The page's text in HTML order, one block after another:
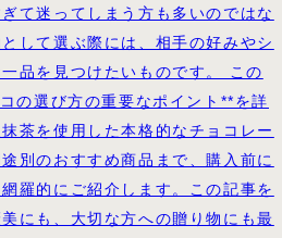
て迷ってしまう方も多いのではな
して選ぶ際には、相手の好みやシ
品を見つけたいものです。 この
の選び方の重要なポイント**を詳
茶を使用した本格的なチョコレー
別のおすすめ商品まで、購入前に
羅的にご紹介します。この記事を
にも、大切な方への贈り物にも最